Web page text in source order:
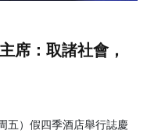
席：取諸社會，
五）假四季酒店舉行誌慶